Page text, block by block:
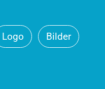
Logo Bilder